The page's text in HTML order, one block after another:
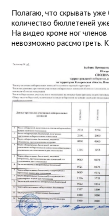
Полагаю, что скрывать
количество бюллетеней
На видео кроме ног
невозможно рассмотреть.